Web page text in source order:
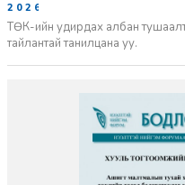
2026-06-02
ТӨК-ийн удирдах албан
тайлантай танилцана уу.